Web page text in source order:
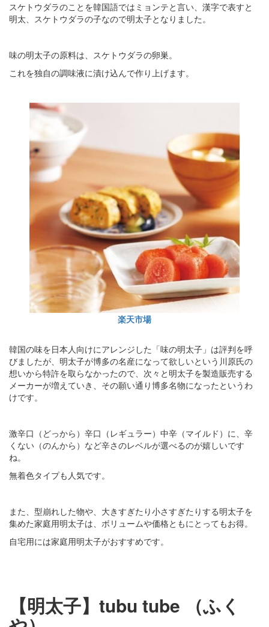
スケトウダラのことを韓国語ではミョンテと言い、漢字で表すと
明太、スケトウダラの子なので明太子となりました。
味の明太子の原料は、スケトウダラの卵巣。
これを独自の調味液に漬け込んで作り上げます。
楽天市場
韓国の味を日本人向けにアレンジした「味の明太子」は評判を呼
びましたが、明太子が博多の名産になって欲しいという川原氏の
想いから特許を取らなかったので、次々と明太子を製造販売する
メーカーが増えていき、その願い通り博多名物になったというわ
けです。
激辛口（どっから）辛口（レギュラー）中辛（マイルド）に、辛
くない（のんから）など辛さのレベルが選べるのが嬉しいです
ね。
無着色タイプも人気です。
また、型崩れした物や、大きすぎたり小さすぎたりする明太子を
集めた家庭用明太子は、ボリュームや価格ともにとってもお得。
自宅用には家庭用明太子がおすすめです。
【明太子】tubu tube （ふく